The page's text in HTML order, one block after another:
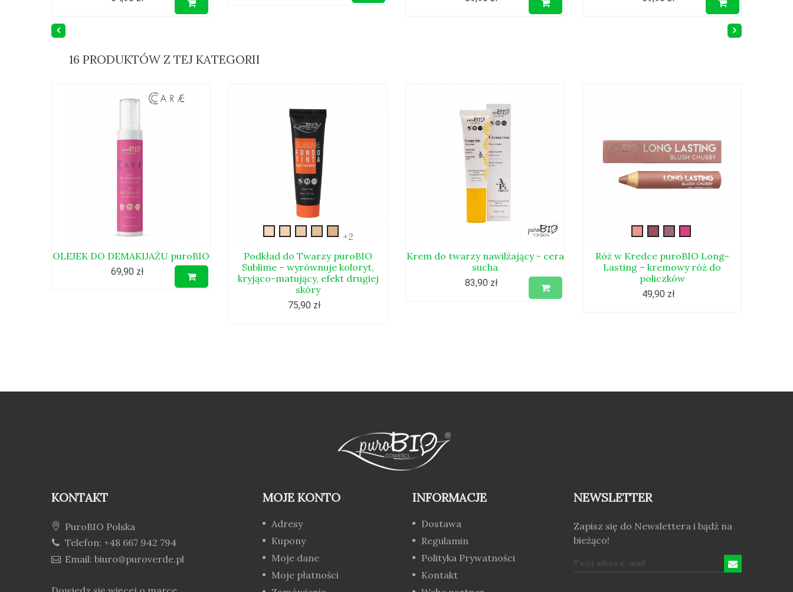
16 PRODUKTÓW Z TEJ KATEGORII
OLEJEK DO DEMAKIJAŻU puroBIO
69,90 zł
01 02 03
sublime-
04
New-
sublime-
05
+2
Podkład do Twarzy puroBIO
Sublime – wyrównuje koloryt,
kryjąco-matujący, efekt drugiej
skóry
75,90 zł
Krem do twarzy nawilżający - cera
sucha
83,90 zł
Róż w Kredce puroBIO Long-
Lasting – kremowy róż do
policzków
49,90 zł
KONTAKT
PuroBIO Polska
Telefon: +48 667 942 794
Email: biuro@puroverde.pl
MOJE KONTO
Adresy
Kupony
Moje dane
Moje płatności
INFORMACJE
Dostawa
Regulamin
Polityka Prywatności
Kontakt
NEWSLETTER
Zapisz się do Newslettera i bądź na
bieżąco!